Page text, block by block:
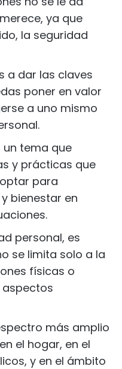
ya que
la seguridad
a dar las claves
poner en valor
a uno mismo
un tema que
y prácticas que
para
bienestar en
personal, es
se limita solo a la
físicas o
aspectos
más amplio
el hogar, en el
y en el ámbito